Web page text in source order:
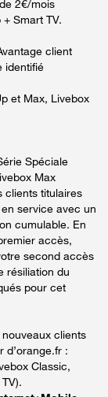
2€/mois
Smart TV.
client
identifié
et Max, Livebox
Spéciale
Max
clients titulaires
service avec un
cumulable. En
accès,
second accès
résiliation du
pour cet
clients
d’orange.fr :
Classic,